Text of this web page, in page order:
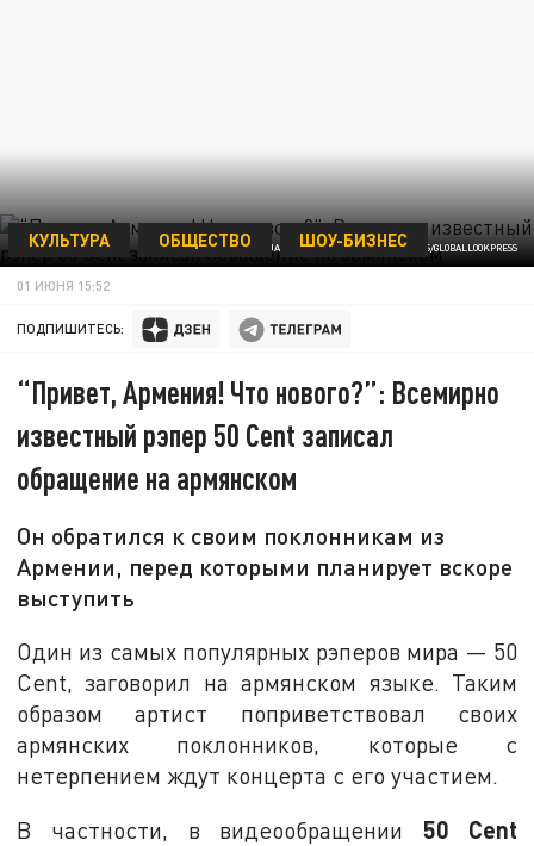
ФОТО: JARED MILGRIM/THE PHOTO ACCESS/GLOBALLOOKPRESS
КУЛЬТУРА ОБЩЕСТВО ШОУ-БИЗНЕС
01 ИЮНЯ 15:52
ПОДПИШИТЕСЬ:
“Привет, Армения! Что нового?”: Всемирно
известный рэпер 50 Cent записал
обращение на армянском
Он обратился к своим поклонникам из
Армении, перед которыми планирует вскоре
выступить
Один из самых популярных рэперов мира — 50
Cent, заговорил на армянском языке. Таким
образом артист поприветствовал своих
армянских поклонников, которые с
нетерпением ждут концерта с его участием.
В частности, в видеообращении 50 Cent